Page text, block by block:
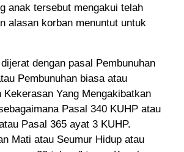
anak tersebut mengakui telah
alasan korban menuntut untuk
dengan pasal Pembunuhan
Pembunuhan biasa atau
Kekerasan Yang Mengakibatkan
Pasal 340 KUHP atau
Pasal 365 ayat 3 KUHP.
Mati atau Seumur Hidup atau